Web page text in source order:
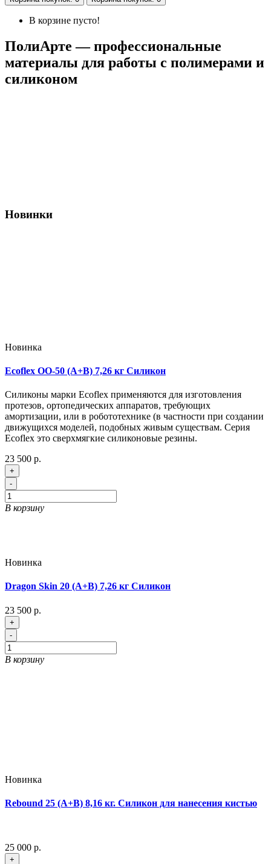
В корзине пусто!
ПолиАрте — профессиональные
материалы для работы с полимерами и
силиконом
Новинки
Новинка
Ecoflex OO-50 (A+B) 7,26 кг Силикон
Силиконы марки Ecoflex применяются для изготовления
протезов, ортопедических аппаратов, требующих
амортизации, или в робототехнике (в частности при создании
движущихся моделей, подобных живым существам. Серия
Ecoflex это сверхмягкие силиконовые резины.
23 500 р.
+
-
В корзину
Новинка
Dragon Skin 20 (A+B) 7,26 кг Силикон
23 500 р.
+
-
В корзину
Новинка
Rebound 25 (A+B) 8,16 кг. Силикон для нанесения кистью
25 000 р.
+